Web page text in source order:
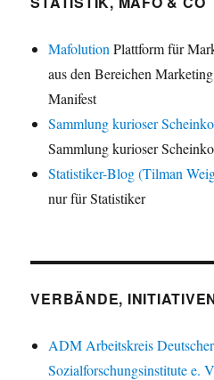
Mafolution Plattform für
aus den Bereichen
Manifest
Sammlung kurioser
Sammlung kurioser
Statistiker-Blog (Tilman
nur für Statistiker
VERBÄNDE,
ADM Arbeitskreis
Sozialforschungsinstitute e.